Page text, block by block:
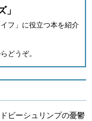
」
フ」に役立つ本を紹介
どうぞ。
ビーシュリンプの憂鬱